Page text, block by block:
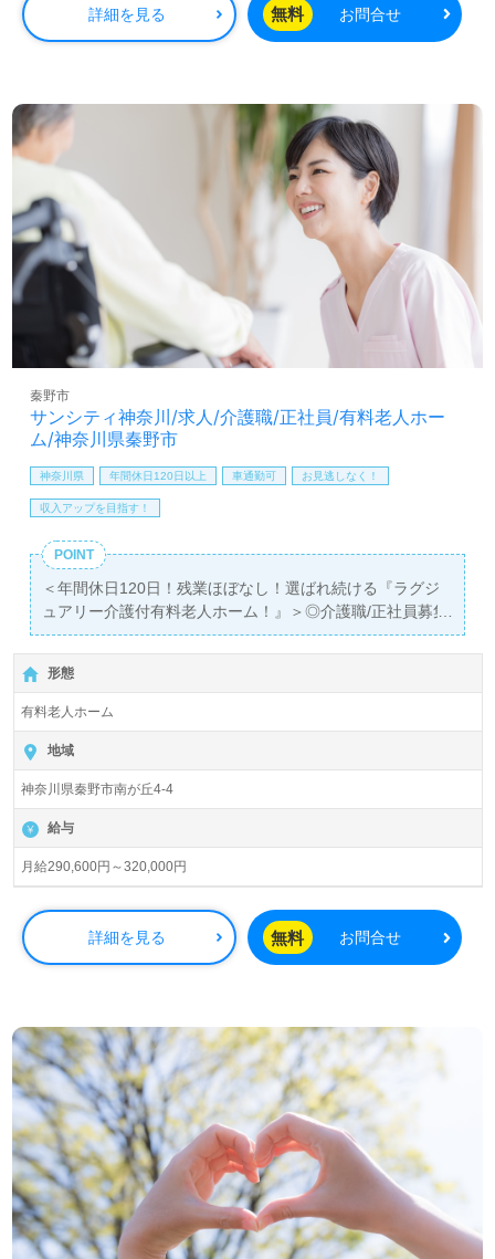
看護助手や介護職経験のある方をお迎えします。ホスピス
型住宅『Re HOPE』シリーズは、ご自宅に近い環境で24時
様の想いを叶えたい、寄り添った介護支援を行いたい』
『働きがいを感じながら仕事をしたい』『施設形態や環境
を変えて働きたい』等の方も大歓迎です。ご利用者様とご
家族様の"心の声"に寄り添いながら『ホスピス』でのチー
ム医療に共感いただける方を幅広く募集します。募集詳細
等、担当コンサルタントよりご案内します。お問い合わせ
も遠慮なくお願いします。
医療/福祉業界の正社員/パート求人探しは【ウィルオブ介
護】＊求人情報収集、将来的に検討の方も遠慮なく＊
LINE、メール、お電話などご希望に応じてお問い合わせ/ご
相談可能です。転職相談、求人紹介、年収交渉など完全無
あり！＞"転職支援"のプロと一緒に転職活動！お問い合わ
せお待ちしております。
詳細を見る 無料 お問合せ
サンシティ神奈川/求人/介護職/正社員/有料老人ホー
ム/神奈川県秦野市
秦野市
神奈川県 年間休日120日以上 車通勤可 お見逃しなく！
収入アップを目指す！
POINT
＜年間休日120日！残業ほぼなし！選ばれ続ける『ラグジ
ュアリー介護付有料老人ホーム！』＞◎介護職/正社員募集
◎
【月給290,600円～320,000円】＊初任者研修以上有資格者
向け求人＊『秦野駅』より路線バス、お車通勤可能です。
入居定員490名（全室個室）『サンシティ神奈川』株式会
社ハーフ・センチュリー・モア（本社：東京都港区）様の
運営です。従業員数1,182名以上、東京都、千葉県、埼玉
県、神奈川県、群馬県、京都府、大阪府、兵庫県を中心に
高齢者向けマンションの企画/運営をされています。介護/
看護系専門スタッフ24時間常駐、協力医療機関との連携体
制を構築。『いつまでも心地よく、いつまでも安心してお
過ごしいただけるように』想いを込めて事業展開されてい
ます。
◎職種を超えて、職員様全員がホスピタリティあふれるお
看護助手や介護職経験のある方のある方をお迎えします。
ご入居時に自立されている方を対象とした魅力のラグジュ
アリー介護付有料老人ホーム様です。ご利用者様ファース
トで介護サポートの実現、食事補助等のうれしい福利厚生
もおすすめポイント！『ご入居様のお役に立ちたい』『お
もてなしの心を大切に働きたい、仕事を通じて接遇マナー
等も学びたい』『比較的介護度低めのサポートに携わりた
い』『転職で施設形態や環境を変えて仕事をしたい』等の
方も大歓迎です。募集詳細等、担当コンサルタントよりご
案内します。お問い合わせも遠慮なくお願いします。
形態
有料老人ホーム
地域
神奈川県秦野市南が丘4-4
給与
月給290,600円～320,000円
詳細を見る 無料 お問合せ